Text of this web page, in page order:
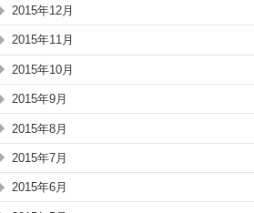
2015年12月
2015年11月
2015年10月
2015年9月
2015年8月
2015年7月
2015年6月